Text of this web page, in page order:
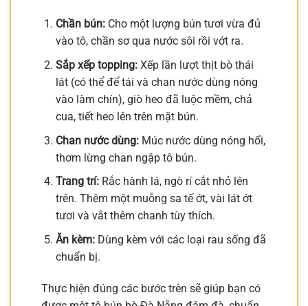
Chần bún:Cho một lượng bún tươi vừa đủ
vào tô, chần sơ qua nước sôi rồi vớt ra.
Sắp xếp topping:Xếp lần lượt thịt bò thái
lát (có thể để tái và chan nước dùng nóng
vào làm chín), giò heo đã luộc mềm, chả
cua, tiết heo lên trên mặt bún.
Chan nước dùng:Múc nước dùng nóng hổi,
thơm lừng chan ngập tô bún.
Trang trí:Rắc hành lá, ngò rí cắt nhỏ lên
trên. Thêm một muỗng sa tế ớt, vài lát ớt
tươi và vắt thêm chanh tùy thích.
Ăn kèm:Dùng kèm với các loại rau sống đã
chuẩn bị.
Thực hiện đúng các bước trên sẽ giúp bạn có